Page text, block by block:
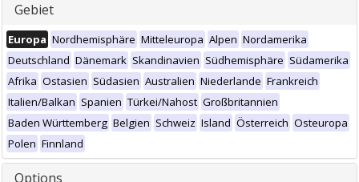
Gebiet
Europa Nordhemisphäre Mitteleuropa Alpen Nordamerika
Deutschland Dänemark Skandinavien Südhemisphäre Südamerika
Afrika Ostasien Südasien Australien Niederlande Frankreich
Italien/Balkan Spanien Türkei/Nahost Großbritannien
Baden Württemberg Belgien Schweiz Island Österreich Osteuropa
Polen Finnland
Options